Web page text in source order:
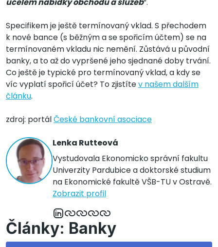
Specifikem je ještě termínovaný vklad. S přechodem
k nové bance (s běžným a se spořicím účtem) se na
termínovaném vkladu nic nemění. Zůstává u původní
banky, a to až do vypršené jeho sjednané doby trvání.
Co ještě je typické pro termínovaný vklad, a kdy se
víc vyplatí spořicí účet? To zjistítev našem dalším
článku.
zdroj: portálČeské bankovní asociace
Lenka Rutteová
Vystudovala Ekonomicko správní fakultu
Univerzity Pardubice a doktorské studium
na Ekonomické fakultě VŠB-TU v Ostravě.
Zobrazit profil
Články: Banky